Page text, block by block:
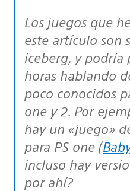
Los juegos que he comentado en
este artículo son
iceberg, y podría
horas hablando
poco conocidos
one y 2. Por
hay un «juego»
para PS one (
incluso hay
por ahí?